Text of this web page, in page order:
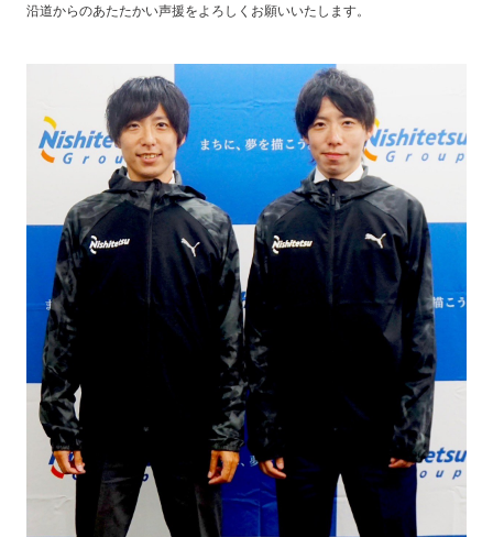
沿道からのあたたかい声援をよろしくお願いいたします。